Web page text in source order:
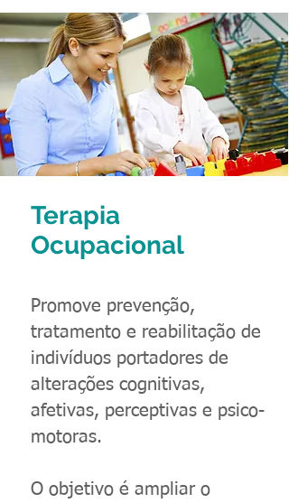
Terapia
Ocupacional
Promove prevenção,
tratamento e reabilitação de
indivíduos portadores de
alterações cognitivas,
afetivas, perceptivas e psico-
motoras.
O objetivo é ampliar o